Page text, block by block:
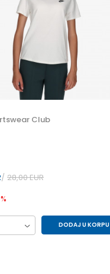
Club
28,00EUR
%
DODAJ U KORPU